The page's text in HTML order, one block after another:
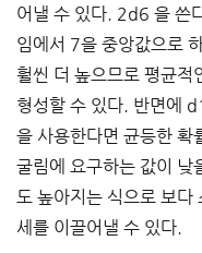
어낼 수 있다. 2d6 을 쓴
임에서 7을 중앙값으로
훨씬 더 높으므로 평균적
형성할 수 있다. 반면에
을 사용한다면 균등한 확
굴림에 요구하는 값이 낮
도 높아지는 식으로 보다
세를 이끌어낼 수 있다.